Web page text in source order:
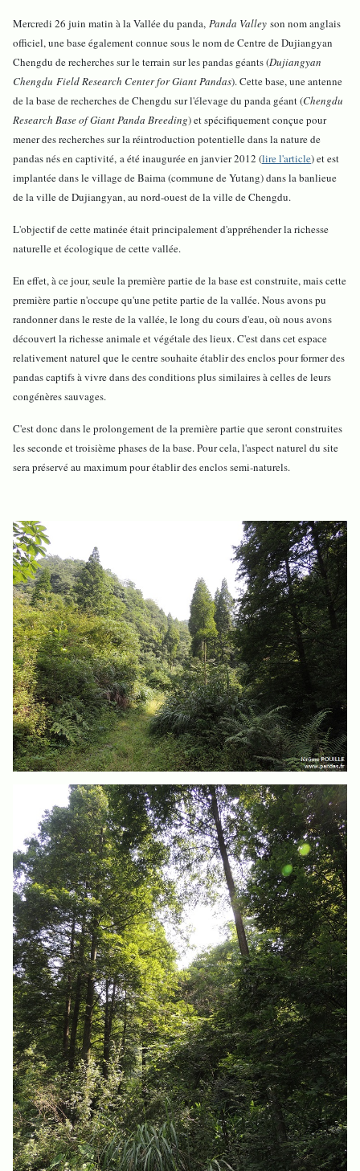
Mercredi 26 juin matin à la Vallée du panda, Panda Valley son nom anglais
officiel, une base également connue sous le nom de Centre de Dujiangyan
Chengdu de recherches sur le terrain sur les pandas géants (Dujiangyan
Chengdu Field Research Center for Giant Pandas). Cette base,une antenne
de la base de recherches de Chengdu sur l'élevage du panda géant (Chengdu
Research Base of Giant Panda Breeding) et spécifiquement conçue pour
mener des recherches sur la réintroduction potentielle dans la nature de
pandas nés en captivité, a été inaugurée en janvier 2012 (lire l'article) et est
implantée dans le village de Baima (commune de Yutang) dans la banlieue
de la ville de Dujiangyan, au nord-ouest de la ville de Chengdu.
L'objectif de cette matinée était principalement d'appréhender la richesse
naturelle et écologique de cette vallée.
En effet, à ce jour, seule la première partie de la base est construite, mais cette
première partie n'occupe qu'une petite partie de la vallée. Nous avons pu
randonner dans le reste de la vallée, le long du cours d'eau, où nous avons
découvert la richesse animale et végétale des lieux. C'est dans cet espace
relativement naturel que le centre souhaite établir des enclos pour former des
pandas captifs à vivre dans des conditions plus similaires à celles de leurs
congénères sauvages.
C'est donc dans le prolongement de la première partie que seront construites
les seconde et troisième phases de la base. Pour cela, l'aspect naturel du site
sera préservé au maximum pour établir des enclos semi-naturels.